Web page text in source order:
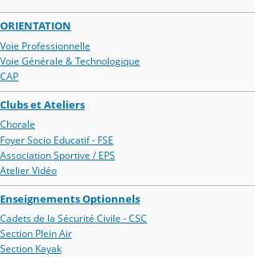
ORIENTATION
Voie Professionnelle
Voie Générale & Technologique
CAP
Clubs et Ateliers
Chorale
Foyer Socio Educatif - FSE
Association Sportive / EPS
Atelier Vidéo
Enseignements Optionnels
Cadets de la Sécurité Civile - CSC
Section Plein Air
Section Kayak